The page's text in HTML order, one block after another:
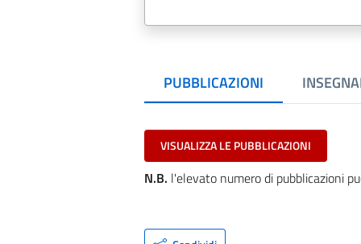
PUBBLICAZIONI
VISUALIZZA LE PUBBLICAZIONI
N.B. l'elevato numero di pubblicazioni